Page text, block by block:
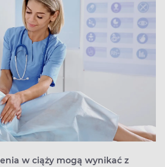
w ciąży mogą wynikać z